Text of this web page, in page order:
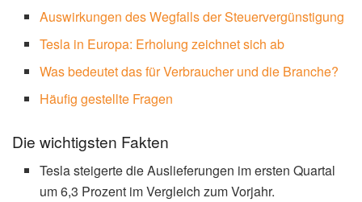
Auswirkungen des Wegfalls der Steuervergünstigung
Tesla in Europa: Erholung zeichnet sich ab
Was bedeutet das für Verbraucher und die Branche?
Häufig gestellte Fragen
Die wichtigsten Fakten
Tesla steigerte die Auslieferungen im ersten Quartal
um 6,3 Prozent im Vergleich zum Vorjahr.